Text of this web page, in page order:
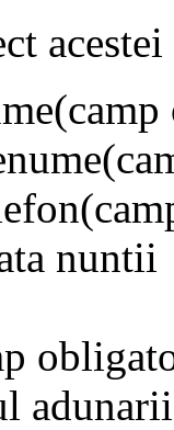
nuntii
adunarii